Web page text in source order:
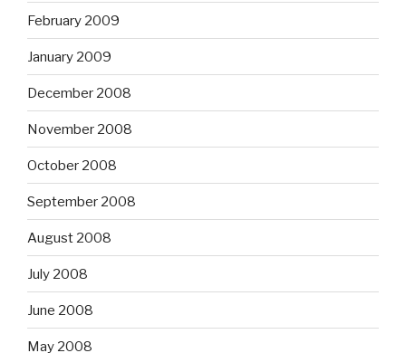
February 2009
January 2009
December 2008
November 2008
October 2008
September 2008
August 2008
July 2008
June 2008
May 2008